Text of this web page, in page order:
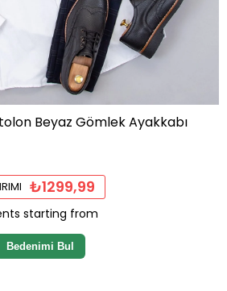
Beyaz Gömlek Ayakkabı
₺1299,99
starting from
Bedenimi Bul